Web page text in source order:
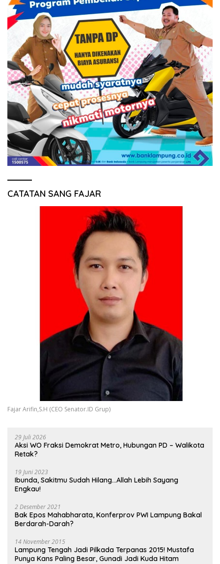
CATATAN SANG FAJAR
Fajar Arifin,S.H (CEO Senator.ID Grup)
29 Juli 2026
Aksi WO Fraksi Demokrat Metro, Hubungan PD – Walikota
Retak?
19 Juni 2023
Ibunda, Sakitmu Sudah Hilang…Allah Lebih Sayang
Engkau!
2 Desember 2021
Bak Epos Mahabharata, Konferprov PWI Lampung Bakal
Berdarah-Darah?
14 November 2015
Lampung Tengah Jadi Pilkada Terpanas 2015! Mustafa
Punya Kans Paling Besar, Gunadi Jadi Kuda Hitam